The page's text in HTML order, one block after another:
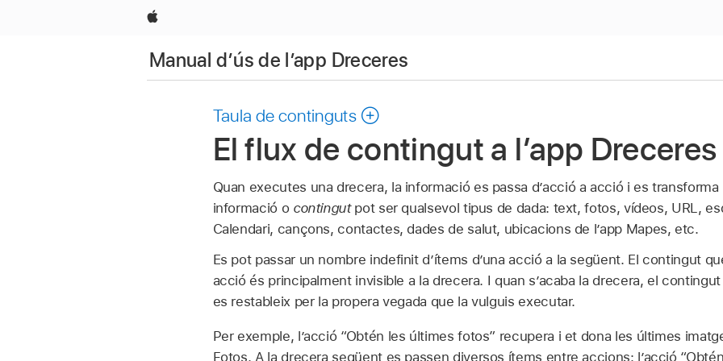
Apple
Manual d’ús de l’app Dreceres
Taula de continguts
El flux de contingut a l’app
Quan executes una drecera, la informació es passa d’acció a acció i es
informació o contingutpot ser qualsevol tipus de dada: text, fotos, vídeos, URL,
Calendari, cançons, contactes, dades de salut, ubicacions de l’app Mapes, etc.
Es pot passar un nombre indefinit d’ítems d’una acció a la següent. El contingut
acció és principalment invisible a la drecera. I quan s’acaba la drecera, el
es restableix per la propera vegada que la vulguis executar.
Per exemple, l’acció “Obtén les últimes fotos” recupera i et dona les últimes
Fotos. A la drecera següent es passen diversos ítems entre accions: l’acció